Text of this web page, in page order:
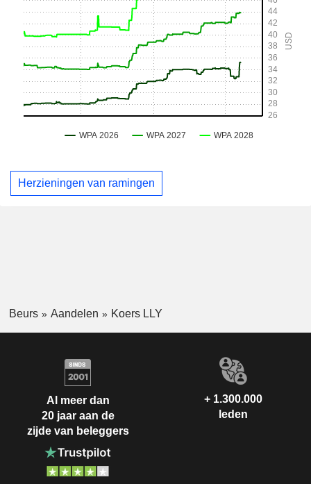
Herzieningen van ramingen
Beurs Aandelen Koers LLY
Al meer dan
20 jaar aan de
zijde van beleggers
+ 1.300.000
leden